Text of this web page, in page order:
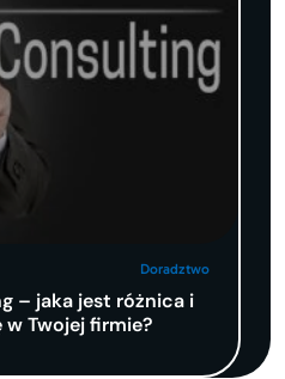
Doradztwo
– jaka jest różnica i
Twojej firmie?